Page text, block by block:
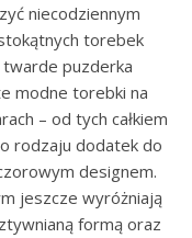
niecodziennym
torebek
twarde puzderka
modne torebki na
– od tych całkiem
rodzaju dodatek do
designem.
jeszcze wyróżniają
formą oraz